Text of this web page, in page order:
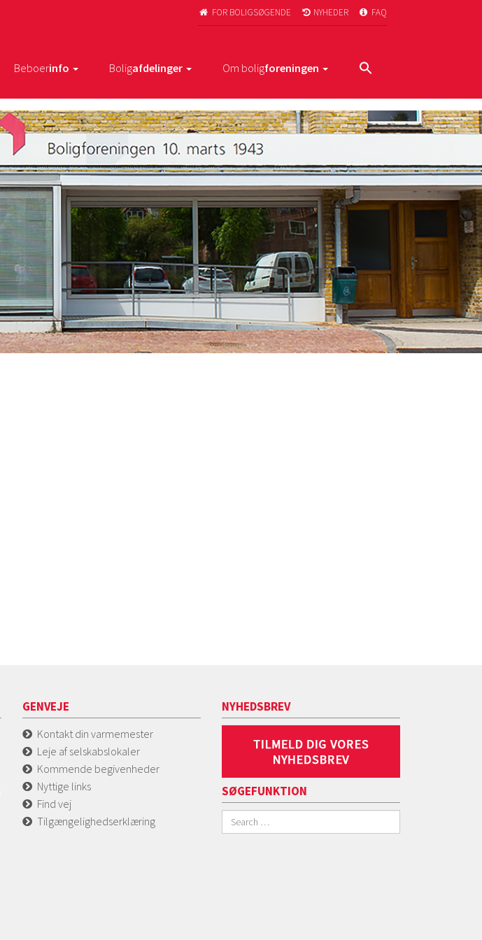
 FOR BOLIGSØGENDE  NYHEDER  FAQ
Beboerinfo Boligafdelinger Om boligforeningen
GENVEJE
Kontakt din varmemester
Leje af selskabslokaler
Kommende begivenheder
Nyttige links
Find vej
Tilgængelighedserklæring
NYHEDSBREV
SØGEFUNKTION